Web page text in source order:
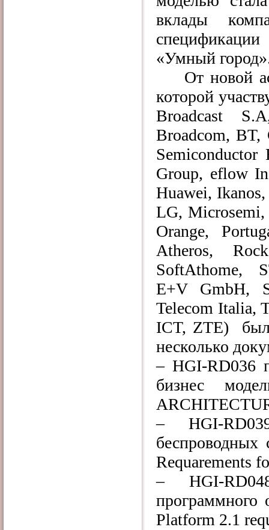
вклады
«Умный
От новой
которой
Broadcast
Broadcom, BT,
Group, eflow
Huawei,
LG, Microsemi,
Orange,
Atheros,
SoftAthome,
E+V GmbH,
Telecom Italia,
ICT, ZTE)
несколько
– HGI-RD036
бизнес
–HGI-
Requarements
–HGI-
программного
Platform 2.1